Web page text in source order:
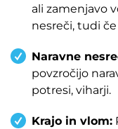
ali zamenjavo
nesreči, tudi
Naravne
povzročijo
potresi, viharji.
Krajo in vlom: